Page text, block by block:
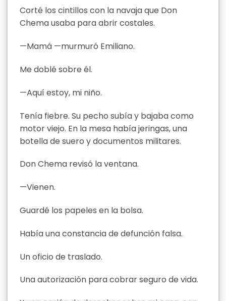
Corté los cintillos con la navaja que Don
Chema usaba para abrir costales.
—Mamá —murmuró Emiliano.
Me doblé sobre él.
—Aquí estoy, mi niño.
Tenía fiebre. Su pecho subía y bajaba como
motor viejo. En la mesa había jeringas, una
botella de suero y documentos militares.
Don Chema revisó la ventana.
—Vienen.
Guardé los papeles en la bolsa.
Había una constancia de defunción falsa.
Un oficio de traslado.
Una autorización para cobrar seguro de vida.